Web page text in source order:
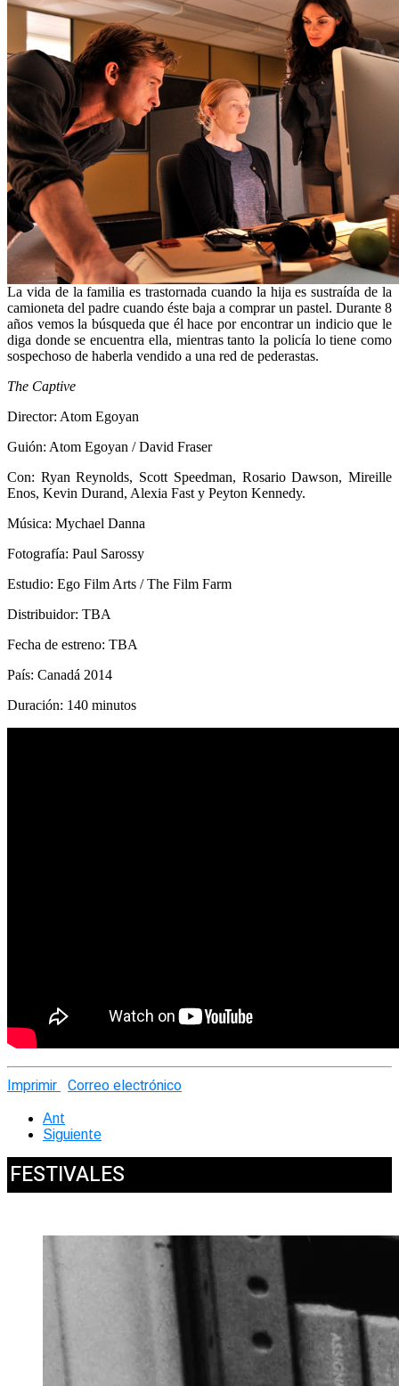
La vida de la familia es trastornada cuando la hija es sustraída de la
camioneta del padre cuando éste baja a comprar un pastel. Durante 8
años vemos la búsqueda que él hace por encontrar un indicio que le
diga donde se encuentra ella, mientras tanto la policía lo tiene como
sospechoso de haberla vendido a una red de pederastas.
The Captive
Director: Atom Egoyan
Guión: Atom Egoyan / David Fraser
Con: Ryan Reynolds, Scott Speedman, Rosario Dawson, Mireille
Enos, Kevin Durand, Alexia Fast y Peyton Kennedy.
Música: Mychael Danna
Fotografía: Paul Sarossy
Estudio: Ego Film Arts / The Film Farm
Distribuidor: TBA
Fecha de estreno: TBA
País: Canadá 2014
Duración: 140 minutos
Imprimir Correo electrónico
Ant
Siguiente
FESTIVALES